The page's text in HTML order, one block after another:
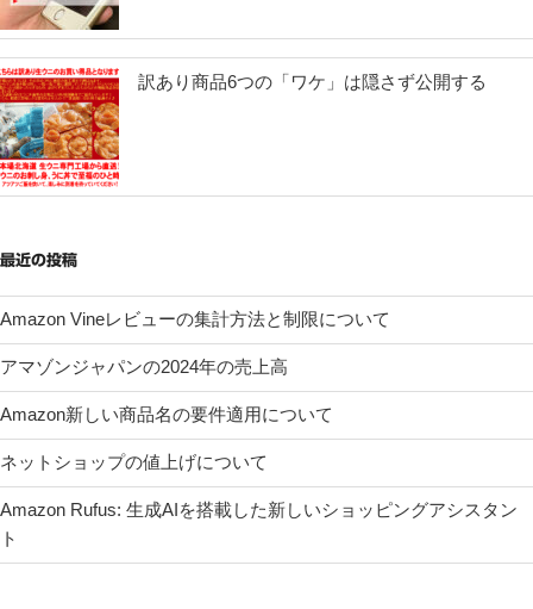
訳あり商品6つの「ワケ」は隠さず公開する
最近の投稿
Amazon Vineレビューの集計方法と制限について
アマゾンジャパンの2024年の売上高
Amazon新しい商品名の要件適用について
ネットショップの値上げについて
Amazon Rufus: 生成AIを搭載した新しいショッピングアシスタン
ト